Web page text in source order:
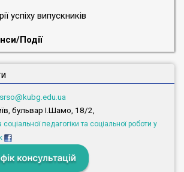
успіху випускників
Події
бульвар І.Шамо, 18/2,
педагогіки та соціальної роботи у